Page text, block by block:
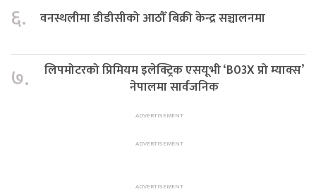
६. वनस्थलीमा डीडीसीको आठौँ बिक्री केन्द्र सञ्चालनमा
७.
लिपमोटरको प्रिमियम इलेक्ट्रिक एसयूभी ‘B03X प्रो म्याक्स’
नेपालमा सार्वजनिक